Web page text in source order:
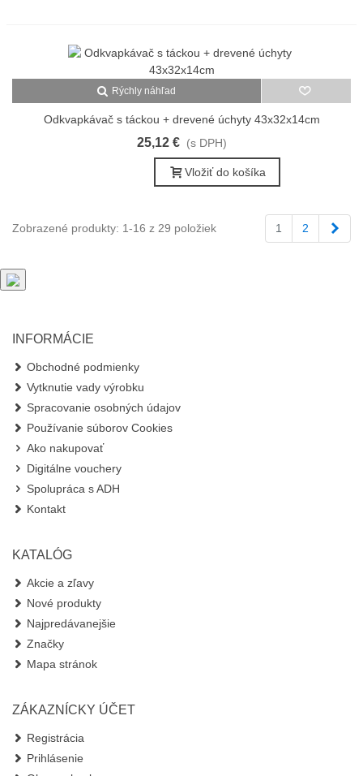
Rýchly náhľad
Odkvapkávač s táckou + drevené úchyty 43x32x14cm
25,12 € (s DPH)
Vložiť do košíka
Zobrazené produkty: 1-16 z 29 položiek 1 2
INFORMÁCIE
Obchodné podmienky
Vytknutie vady výrobku
Spracovanie osobných údajov
Používanie súborov Cookies
Ako nakupovať
Digitálne vouchery
Spolupráca s ADH
Kontakt
KATALÓG
Akcie a zľavy
Nové produkty
Najpredávanejšie
Značky
Mapa stránok
ZÁKAZNÍCKY ÚČET
Registrácia
Prihlásenie